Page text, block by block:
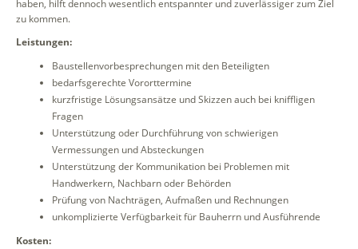
haben, hilft dennoch wesentlich entspannter und zuverlässiger zum Ziel
zu kommen.
Leistungen:
Baustellenvorbesprechungen mit den Beteiligten
bedarfsgerechte Vororttermine
kurzfristige Lösungsansätze und Skizzen auch bei kniffligen
Fragen
Unterstützung oder Durchführung von schwierigen
Vermessungen und Absteckungen
Unterstützung der Kommunikation bei Problemen mit
Handwerkern, Nachbarn oder Behörden
Prüfung von Nachträgen, Aufmaßen und Rechnungen
unkomplizierte Verfügbarkeit für Bauherrn und Ausführende
Kosten: